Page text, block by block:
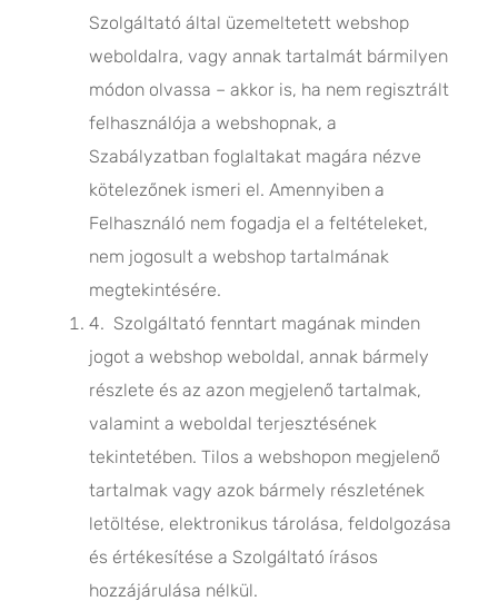
Szolgáltató által üzemeltetett webshop
weboldalra, vagy annak tartalmát bármilyen
módon olvassa – akkor is, ha nem regisztrált
felhasználója a webshopnak, a
Szabályzatban foglaltakat magára nézve
kötelezőnek ismeri el. Amennyiben a
Felhasználó nem fogadja el a feltételeket,
nem jogosult a webshop tartalmának
megtekintésére.
4. Szolgáltató fenntart magának minden
jogot a webshop weboldal, annak bármely
részlete és az azon megjelenő tartalmak,
valamint a weboldal terjesztésének
tekintetében. Tilos a webshopon megjelenő
tartalmak vagy azok bármely részletének
letöltése, elektronikus tárolása, feldolgozása
és értékesítése a Szolgáltató írásos
hozzájárulása nélkül.